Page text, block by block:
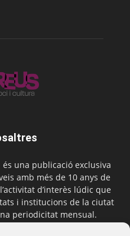
una publicació exclusiva
amb més de 10 anys de
d’interès lúdic que
i institucions de la ciutat
periodicitat mensual.